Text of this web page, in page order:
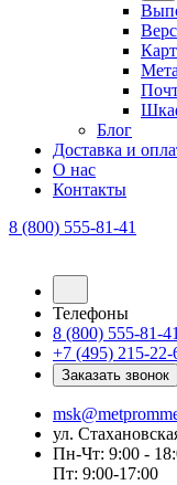
Блог
Доставка и
О нас
Контакты
8 (800) 555-81-41
Телефоны
8 (800) 555-81-41
+7 (495) 215-22-
Заказать звонок
ул.
Пн-Чт: 9:00 -
Пт: 9:00-17:00